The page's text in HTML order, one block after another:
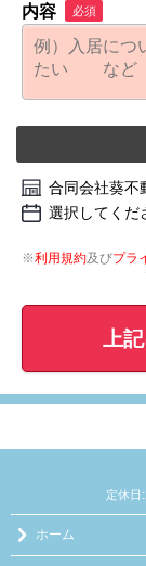
内容 必須
合同会社葵
選択してくだ
※利用規約及びプラ
上
定休日
ホーム